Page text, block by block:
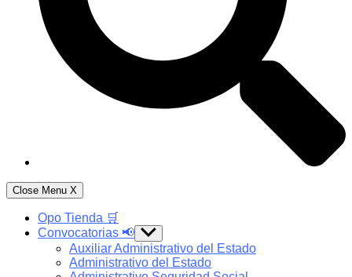
Close Menu X
Opo Tienda 🛒
Convocatorias 📢 Show
sub
menu
Auxiliar Administrativo del Estado
Administrativo del Estado